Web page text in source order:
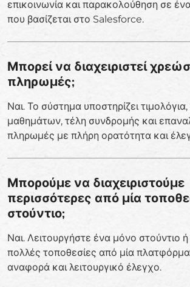
επικοινωνία και παρακολούθηση σε
που βασίζεται στο Salesforce.
Μπορεί να διαχειριστεί
πληρωμές;
Ναι. Το σύστημα υποστηρίζει
μαθημάτων, τέλη συνδρομής και
πληρωμές με πλήρη ορατότητα και
Μπορούμε να διαχειριστούμε
περισσότερες από μία
στούντιο;
Ναι. Λειτουργήστε ένα μόνο στούντιο ή
πολλές τοποθεσίες από μία
αναφορά και λειτουργικό έλεγχο.